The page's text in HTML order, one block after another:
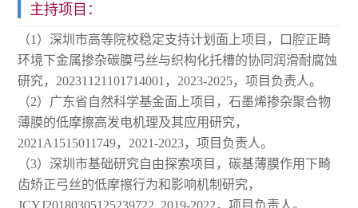
主持项目：
（1）深圳市高等院校稳定支持计划面上项目，口腔正畸
环境下金属掺杂碳膜弓丝与织构化托槽的协同润滑耐腐蚀
研究，20231121101714001，2023-2025，项目负责人。
（2）广东省自然科学基金面上项目，石墨烯掺杂聚合物
薄膜的低摩擦高发电机理及其应用研究，
2021A1515011749，2021-2023，项目负责人。
（3）深圳市基础研究自由探索项目，碳基薄膜作用下畸
齿矫正弓丝的低摩擦行为和影响机制研究，